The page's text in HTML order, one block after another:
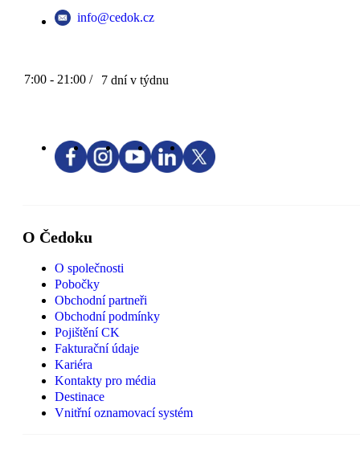
info@cedok.cz
7:00 - 21:00 / 7 dní v týdnu
O Čedoku
O společnosti
Pobočky
Obchodní partneři
Obchodní podmínky
Pojištění CK
Fakturační údaje
Kariéra
Kontakty pro média
Destinace
Vnitřní oznamovací systém